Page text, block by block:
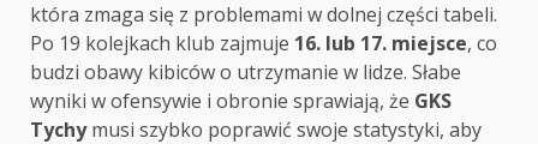
która zmaga się z problemami w dolnej części tabeli.
Po 19 kolejkach klub zajmuje 16. lub 17. miejsce, co
budzi obawy kibiców o utrzymanie w lidze. Słabe
wyniki w ofensywie i obronie sprawiają, że GKS
Tychymusi szybko poprawić swoje statystyki, aby